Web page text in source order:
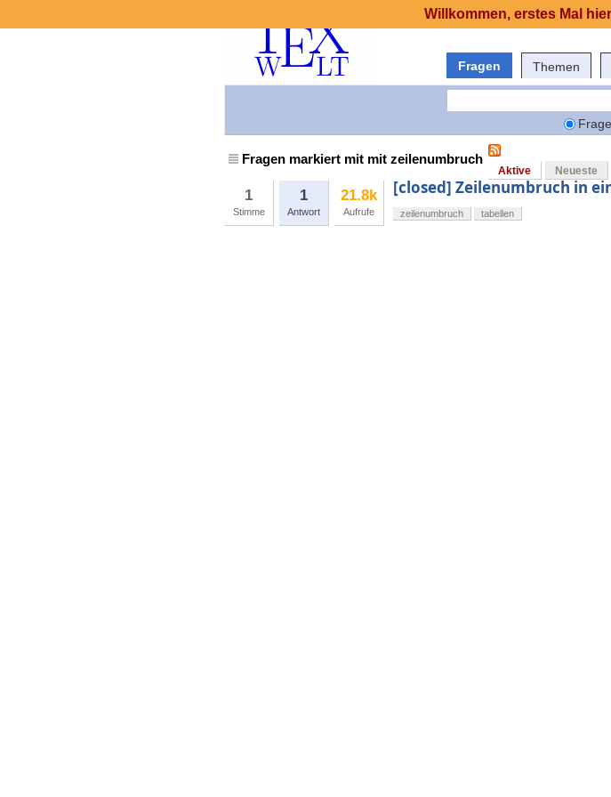
Fragen Themen
Fragen markiert mit mit zeilenumbruch
Aktive Neueste
1
Stimme
1
Antwort
21.8k
Aufrufe
[closed] Zeilenumbruch in
zeilenumbruch tabellen
Willkommen, erstes Mal